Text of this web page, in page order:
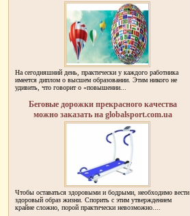
На сегодняшний день, практически у каждого работника
имеется диплом о высшем образовании. Этим никого не
удивить, что говорит о «повышении...
Беговые дорожки прекрасного качества
можно заказать на globalsport.com.ua
Чтобы оставаться здоровыми и бодрыми, необходимо вести
здоровый образ жизни. Спорить с этим утверждением
крайне сложно, порой практически невозможно....